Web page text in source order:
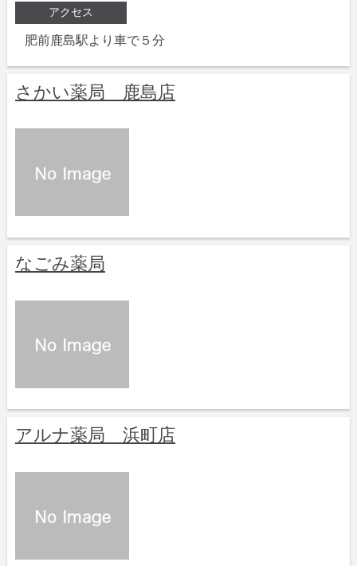
アクセス
肥前鹿島駅より車で５分
さかい薬局 鹿島店
なごみ薬局
アルナ薬局 浜町店